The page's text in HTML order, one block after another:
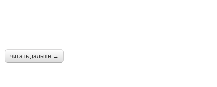
читать дальше →